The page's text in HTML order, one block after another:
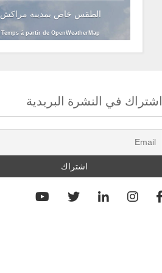
الطقس خاص بمدينة مراكش
Temps à partir de OpenWeatherMap
اشتراك في النشرة البريدية